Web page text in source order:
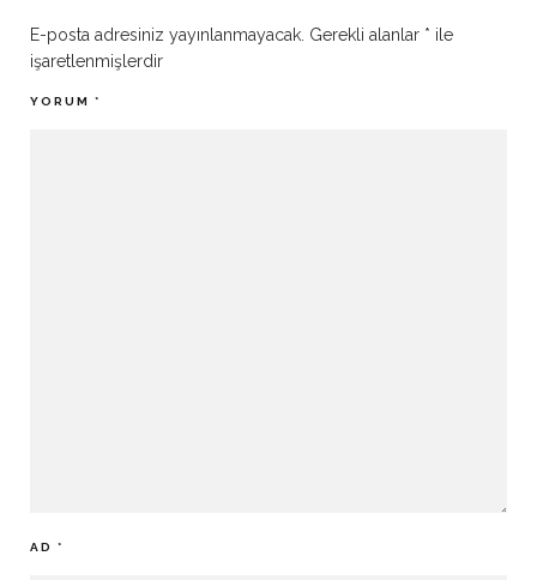
E-posta adresiniz yayınlanmayacak. Gerekli alanlar * ile
işaretlenmişlerdir
YORUM *
AD *